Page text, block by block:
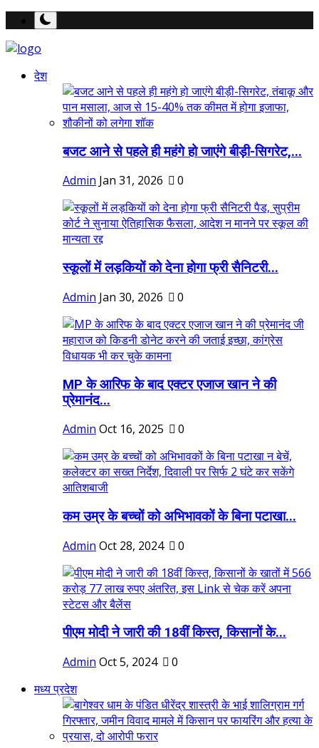
देश
बजट आने से पहले ही महंगे हो जाएंगे बीड़ी-सिगरेट,...
Admin Jan 31, 2026 0
स्कूलों में लड़कियों को देना होगा फ्री सैनिटरी...
Admin Jan 30, 2026 0
MP के आरिफ के बाद एक्टर एजाज खान ने की
प्रेमानंद...
Admin Oct 16, 2025 0
कम उम्र के बच्चों को अभिभावकों के बिना पटाखा...
Admin Oct 28, 2024 0
पीएम मोदी ने जारी की 18वीं किस्त, किसानों के...
Admin Oct 5, 2024
0
मध्य प्रदेश